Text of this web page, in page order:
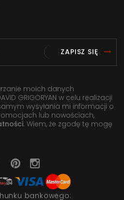
ZAPISZ SIĘ
moich danych
GRIGORYAN w celu realizacji
wysyłania mi informacji o
lub nowościach,
. Wiem, że zgodę tę mogę
bankowego: